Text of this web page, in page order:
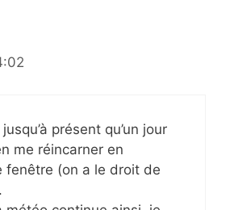
présent qu’un jour
me réincarner en
fenêtre (on a le droit de